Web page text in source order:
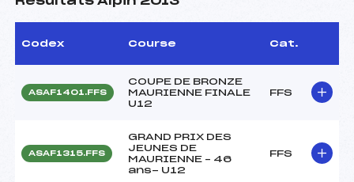
Codex Course Cat.
ASAF1401.FFS
COUPE DE BRONZE
MAURIENNE FINALE
U12
FFS
ASAF1315.FFS
GRAND PRIX DES
JEUNES DE
MAURIENNE – 46
ans- U12
FFS